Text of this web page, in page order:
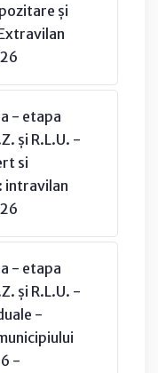
și
- etapa
și R.L.U. -
si
intravilan
- etapa
și R.L.U. -
-
-